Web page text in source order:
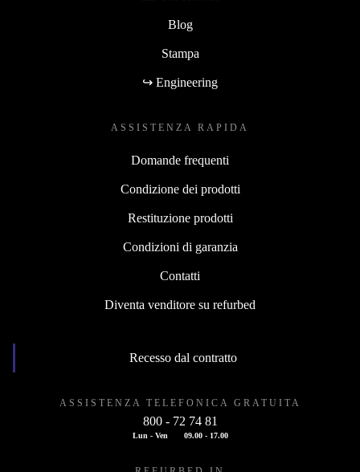
Blog
Stampa
↪ Engineering
ASSISTENZA RAPIDA
Domande frequenti
Condizione dei prodotti
Restituzione prodotti
Condizioni di garanzia
Contatti
Diventa venditore su refurbed
Recesso dal contratto
ASSISTENZA TELEFONICA GRATUITA
800 - 72 74 81
Lun - Ven 09.00 - 17.00